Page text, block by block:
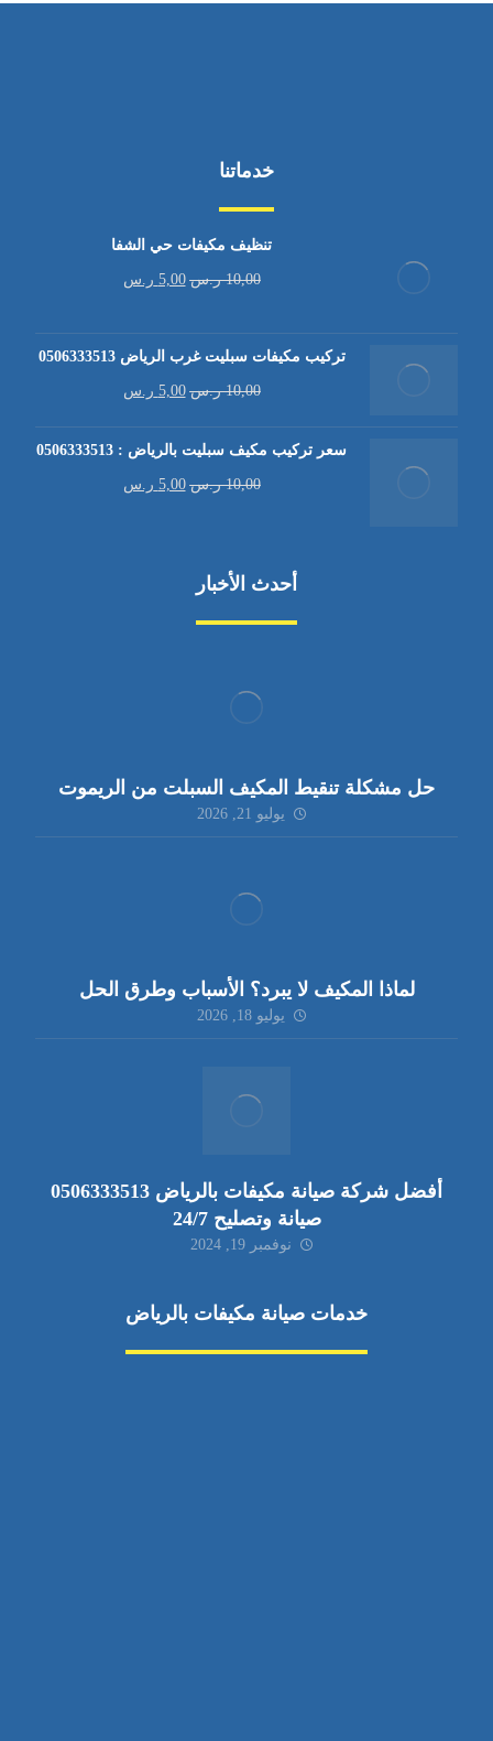
خدماتنا
تنظيف مكيفات حي الشفا
10,00 ر.س 5,00 ر.س
تركيب مكيفات سبليت غرب الرياض 0506333513
10,00 ر.س 5,00 ر.س
سعر تركيب مكيف سبليت بالرياض : 0506333513
10,00 ر.س 5,00 ر.س
أحدث الأخبار
حل مشكلة تنقيط المكيف السبلت من الريموت
يوليو 21, 2026
لماذا المكيف لا يبرد؟ الأسباب وطرق الحل
يوليو 18, 2026
أفضل شركة صيانة مكيفات بالرياض 0506333513
صيانة وتصليح 24/7
نوفمبر 19, 2024
خدمات صيانة مكيفات بالرياض